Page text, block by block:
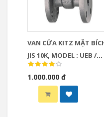
VAN CỬA KITZ MẶT BÍCH
JIS 10K, MODEL : UEB /
UEBM
1.000.000 đ